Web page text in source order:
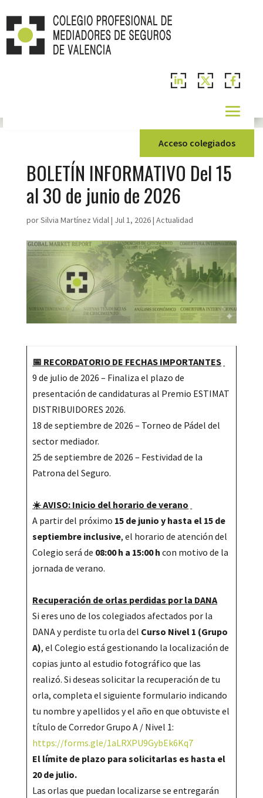
Acceso colegiados
BOLETÍN INFORMATIVO Del 15
al 30 de junio de 2026
porSilvia Martínez Vidal| Jul 1, 2026| Actualidad
📅 RECORDATORIO DE FECHAS IMPORTANTES
9 de julio de 2026 – Finaliza el plazo de
presentación de candidaturas al Premio ESTIMAT
DISTRIBUIDORES 2026.
18 de septiembre de 2026 – Torneo de Pádel del
sector mediador.
25 de septiembre de 2026 – Festividad de la
Patrona del Seguro.
☀️ AVISO: Inicio del horario de verano
A partir del próximo 15 de junio y hasta el 15 de
septiembre inclusive, el horario de atención del
Colegio será de 08:00 h a 15:00 h con motivo de la
jornada de verano.
Recuperación de orlas perdidas por la DANA
Si eres uno de los colegiados afectados por la
DANA y perdiste tu orla del Curso Nivel 1 (Grupo
A), el Colegio está gestionando la localización de
copias junto al estudio fotográfico que las
realizó. Si deseas solicitar la recuperación de tu
orla, completa el siguiente formulario indicando
tu nombre y apellidos y el año en que obtuviste el
título de Corredor Grupo A / Nivel 1:
https://forms.gle/1aLRXPU9GybEk6Kq7
El límite de plazo para solicitarlas es hasta el
20 de julio.
Las orlas que puedan localizarse se entregarán